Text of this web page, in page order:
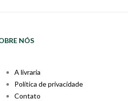
NÓS
A livraria
Política de privacidade
Contato